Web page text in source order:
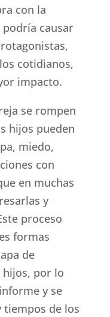
con la
podría causar
cotidianos,
impacto.
se rompen
hijos pueden
miedo,
con
en muchas
y
proceso
formas
de
hijos, por lo
y se
tiempos de los